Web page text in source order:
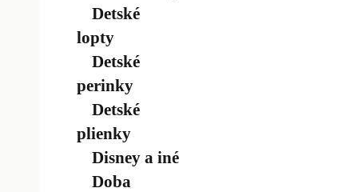
Detské
lopty
Detské
perinky
Detské
plienky
Disney a iné
Doba